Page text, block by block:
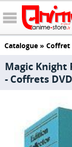
Catalogue» Coffret
Magic Knight
- Coffrets DVD